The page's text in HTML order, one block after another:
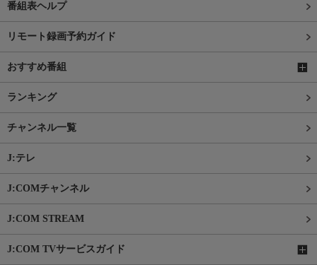
番組表ヘルプ
リモート録画予約ガイド
おすすめ番組
ランキング
チャンネル一覧
J:テレ
J:COMチャンネル
J:COM STREAM
J:COM TVサービスガイド